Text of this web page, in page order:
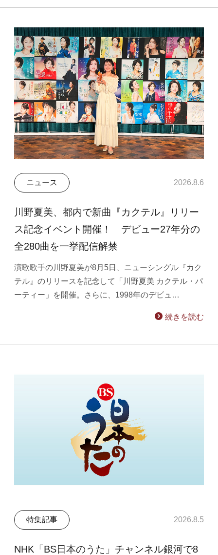
ニュース 2026.8.6
川野夏美、都内で新曲『カクテル』リリー
ス記念イベント開催！ デビュー27年分の
全280曲を一挙配信解禁
演歌歌手の川野夏美が8月5日、ニューシングル『カク
テル』のリリースを記念して「川野夏美 カクテル・パ
ーティー」を開催。さらに、1998年のデビュ…
続きを読む
特集記事 2026.8.5
NHK「BS日本のうた」チャンネル銀河で8